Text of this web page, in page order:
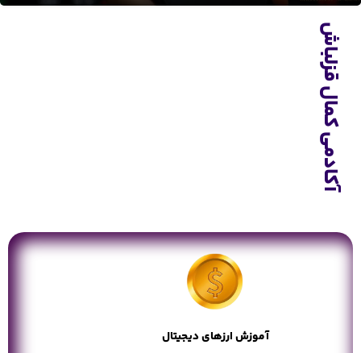
آکادمی کمال قزلباش
آموزش ارزهای دیجیتال